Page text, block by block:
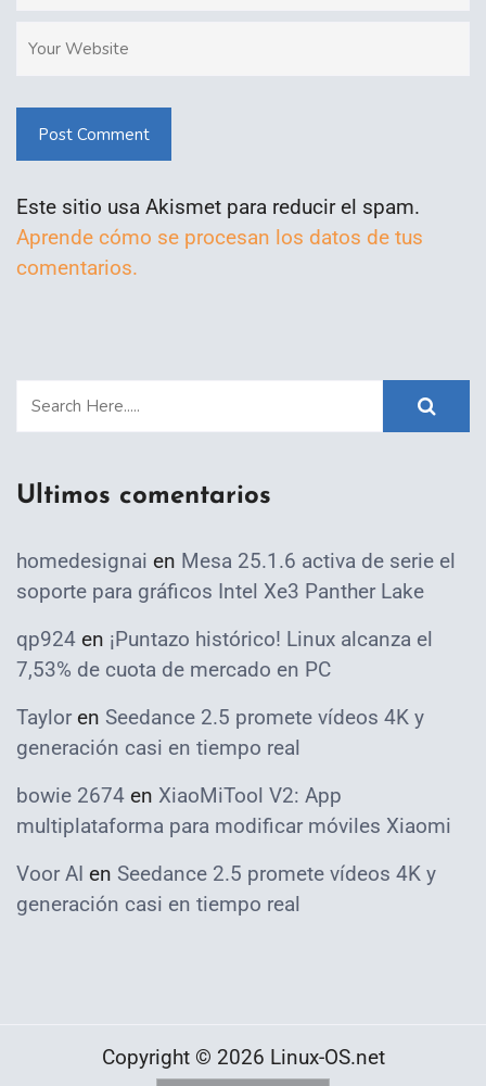
Post Comment
Este sitio usa Akismet para reducir el spam.
Aprende cómo se procesan los datos de tus
comentarios.
Ultimos comentarios
homedesignai en Mesa 25.1.6 activa de serie el
soporte para gráficos Intel Xe3 Panther Lake
qp924 en ¡Puntazo histórico! Linux alcanza el
7,53% de cuota de mercado en PC
Taylor en Seedance 2.5 promete vídeos 4K y
generación casi en tiempo real
bowie 2674 en XiaoMiTool V2: App
multiplataforma para modificar móviles Xiaomi
Voor AI en Seedance 2.5 promete vídeos 4K y
generación casi en tiempo real
Copyright © 2026 Linux-OS.net